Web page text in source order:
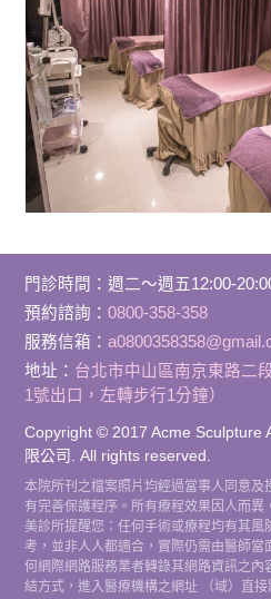
門診時間 ： 週二～週五12:00-
預約諮詢： 0800-358-358
服務信箱：
地址： 台北市中山區南京東路二
1號出口，左轉步行1分鐘）
Copyright © 2017 Acme Sculpture
限公司. All rights reserved.
本院所刊之檔案照片均經過當事人同意及
有完善保護程序。所有療程效果因人而
美診所提醒您：任何手術或療程均有其風
考，並非人人都適合，實際仍需由醫師
何網際網路服務業者轉錄其網路資訊之內
結方式，進入醫療機構之網址 （域）直接